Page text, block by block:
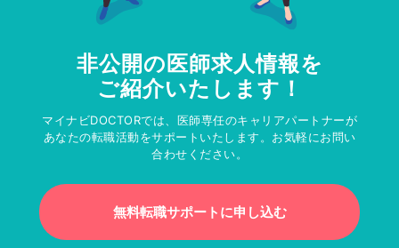
非公開の医師求人情報を
ご紹介いたします！
マイナビDOCTORでは、医師専任のキャリアパートナーが
あなたの転職活動をサポートいたします。お気軽にお問い
合わせください。
無料転職サポートに申し込む